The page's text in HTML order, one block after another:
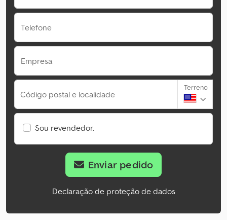
Telefone
Empresa
Código postal e localidade
Terreno
Sou revendedor.
Enviar pedido
Declaração de proteção de dados